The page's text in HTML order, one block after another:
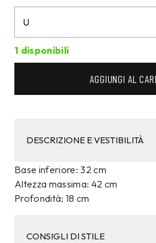
1 disponibili
AGGIUNGI AL
DESCRIZIONE E VESTIBILITÀ
Base inferiore: 32 cm
Altezza massima: 42 cm
Profondità: 18 cm
CONSIGLI DI STILE